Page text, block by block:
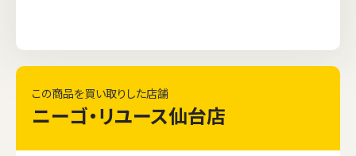
この商品を買い取りした店舗
ニーゴ・リユース仙台店